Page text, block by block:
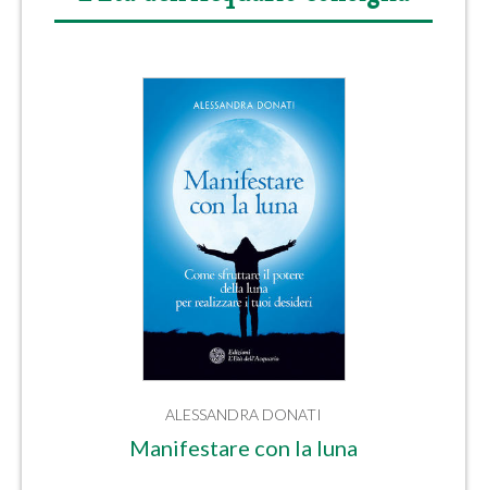
ALESSANDRA DONATI
Manifestare con la luna